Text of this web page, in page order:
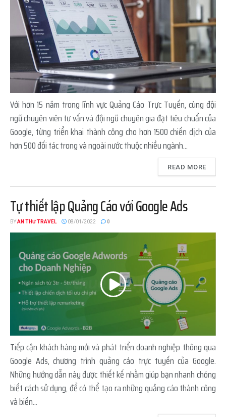
Với hơn 15 năm trong lĩnh vực Quảng Cáo Trực Tuyến, cùng đội
ngũ chuyên viên tư vấn và đội ngũ chuyên gia đạt tiêu chuẩn của
Google, từng triển khai thành công cho hơn 1500 chiến dịch của
hơn 500 đối tác trong và ngoài nước thuộc nhiều ngành...
READ MORE
Tự thiết lập Quảng Cáo với Google Ads
BYAN THƯ TRAVEL 08/01/2022 0
Tiếp cận khách hàng mới và phát triển doanh nghiệp thông qua
Google Ads, chương trình quảng cáo trực tuyến của Google.
Những hướng dẫn này được thiết kế nhằm giúp bạn nhanh chóng
biết cách sử dụng, để có thể tạo ra những quảng cáo thành công
và biến...